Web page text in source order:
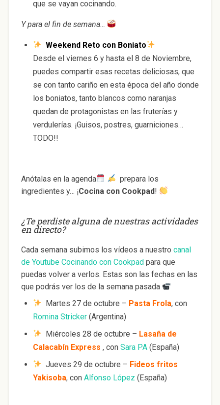
que se vayan cocinando.
Y para el fin de semana…
Weekend Reto con Boniato
Desde el viernes 6 y hasta el 8 de Noviembre,
puedes compartir esas recetas deliciosas, que
se con tanto cariño en esta época del año donde
los boniatos, tanto blancos como naranjas
quedan de protagonistas en las fruterías y
verdulerías. ¡Guisos, postres, guarniciones…
TODO!!
Anótalas en la agenda
prepara los
ingredientes y… ¡Cocina con Cookpad!
¿Te perdiste alguna de nuestras actividades
en directo?
Cada semana subimos los vídeos a nuestro canal
de Youtube Cocinando con Cookpadpara que
puedas volver a verlos. Estas son las fechas en las
que podrás ver los de la semana pasada
Martes 27 de octubre – Pasta Frola, con
Romina Stricker(Argentina)
Miércoles 28 de octubre – Lasaña de
Calacabín Express , con Sara PA(España)
Jueves 29 de octubre – Fideos fritos
Yakisoba, con Alfonso López (España)